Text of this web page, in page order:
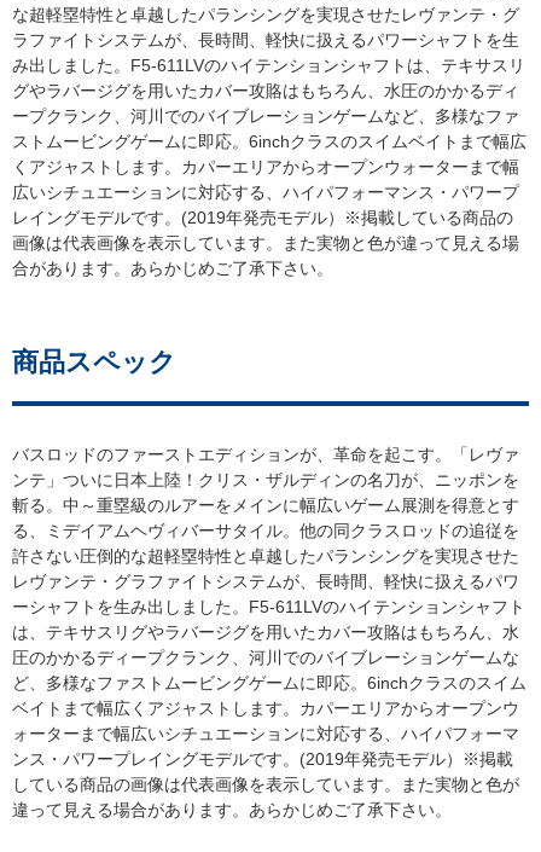
な超軽塁特性と卓越したパランシングを実現させたレヴァンテ・グ
ラファイトシステムが、長時間、軽快に扱えるパワーシャフトを生
み出しました。F5-611LVのハイテンションシャフトは、テキサスリ
グやラバージグを用いたカバー攻賂はもちろん、水圧のかかるディ
ープクランク、河川でのバイブレーションゲームなど、多様なファ
ストムービングゲームに即応。6inchクラスのスイムベイトまで幅広
くアジャストします。カパーエリアからオープンウォーターまで幅
広いシチュエーションに対応する、ハイパフォーマンス・パワープ
レイングモデルです。(2019年発売モデル）※掲載している商品の
画像は代表画像を表示しています。また実物と色が違って見える場
合があります。あらかじめご了承下さい。
商品スペック
バスロッドのファーストエディションが、革命を起こす。「レヴァ
ンテ」ついに日本上陸！クリス・ザルディンの名刀が、ニッポンを
斬る。中～重塁級のルアーをメインに幅広いゲーム展測を得意とす
る、ミデイアムヘヴィバーサタイル。他の同クラスロッドの追従を
許さない圧倒的な超軽塁特性と卓越したパランシングを実現させた
レヴァンテ・グラファイトシステムが、長時間、軽快に扱えるパワ
ーシャフトを生み出しました。F5-611LVのハイテンションシャフト
は、テキサスリグやラバージグを用いたカバー攻賂はもちろん、水
圧のかかるディープクランク、河川でのバイブレーションゲームな
ど、多様なファストムービングゲームに即応。6inchクラスのスイム
ベイトまで幅広くアジャストします。カパーエリアからオープンウ
ォーターまで幅広いシチュエーションに対応する、ハイパフォーマ
ンス・パワープレイングモデルです。(2019年発売モデル）※掲載
している商品の画像は代表画像を表示しています。また実物と色が
違って見える場合があります。あらかじめご了承下さい。